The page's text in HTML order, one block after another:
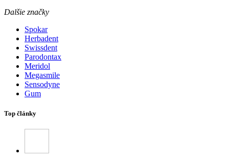
Dalšie značky
Spokar
Herbadent
Swissdent
Parodontax
Meridol
Megasmile
Sensodyne
Gum
Top články